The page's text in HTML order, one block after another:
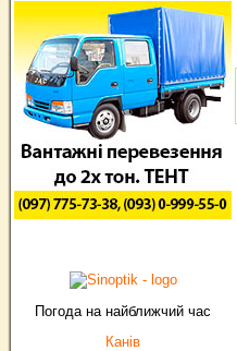
Погода на найближчий час
Канів